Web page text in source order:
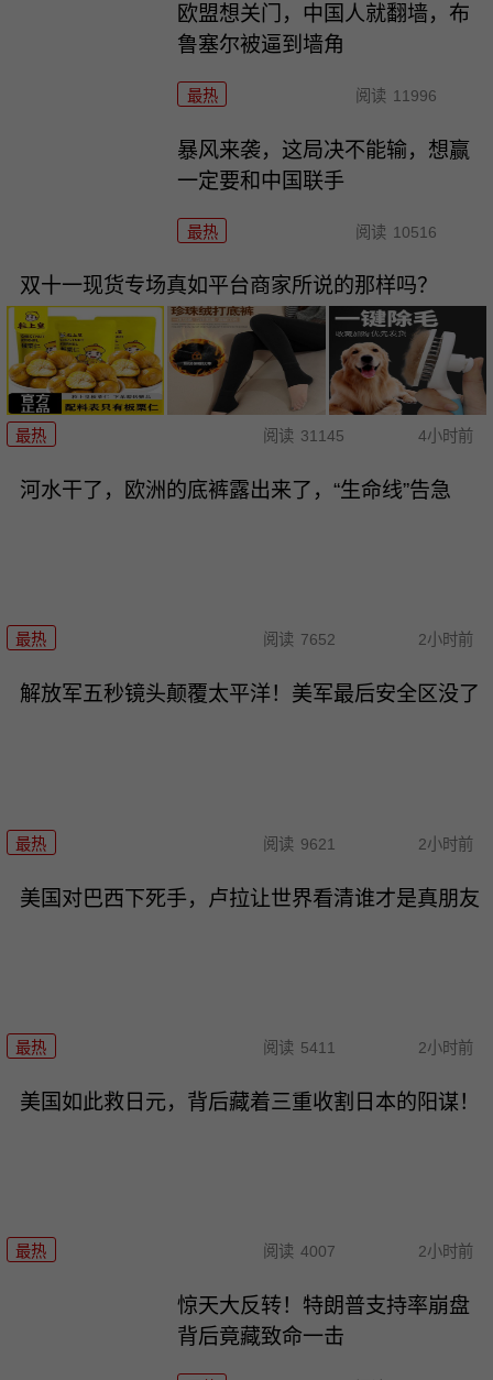
欧盟想关门，中国人就翻墙，布
鲁塞尔被逼到墙角
最热 阅读 11996
暴风来袭，这局决不能输，想赢
一定要和中国联手
最热 阅读 10516
双十一现货专场真如平台商家所说的那样吗？
最热 阅读 31145 4小时前
河水干了，欧洲的底裤露出来了，“生命线”告急
最热 阅读 7652 2小时前
解放军五秒镜头颠覆太平洋！美军最后安全区没了
最热 阅读 9621 2小时前
美国对巴西下死手，卢拉让世界看清谁才是真朋友
最热 阅读 5411 2小时前
美国如此救日元，背后藏着三重收割日本的阳谋！
最热 阅读 4007 2小时前
惊天大反转！特朗普支持率崩盘
背后竟藏致命一击